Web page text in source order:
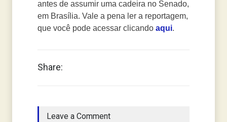
antes de assumir uma cadeira no Senado,
em Brasília. Vale a pena ler a reportagem,
que você pode acessar clicando aqui.
Share:
Leave a Comment